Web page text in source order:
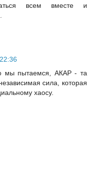
всем вместе и
мы пытаемся, АКАР - та
сила, которая
хаосу.